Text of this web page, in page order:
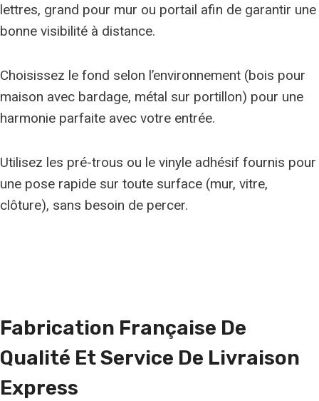
lettres, grand pour mur ou portail afin de garantir une
bonne visibilité à distance.
Choisissez le fond selon l’environnement (bois pour
maison avec bardage, métal sur portillon) pour une
harmonie parfaite avec votre entrée.
Utilisez les pré-trous ou le vinyle adhésif fournis pour
une pose rapide sur toute surface (mur, vitre,
clôture), sans besoin de percer.
Fabrication Française De
Qualité Et Service De Livraison
Express